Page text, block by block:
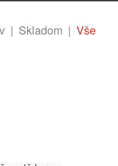
| Skladom | Vše